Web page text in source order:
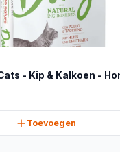
- Kip & Kalkoen -
Toevoegen